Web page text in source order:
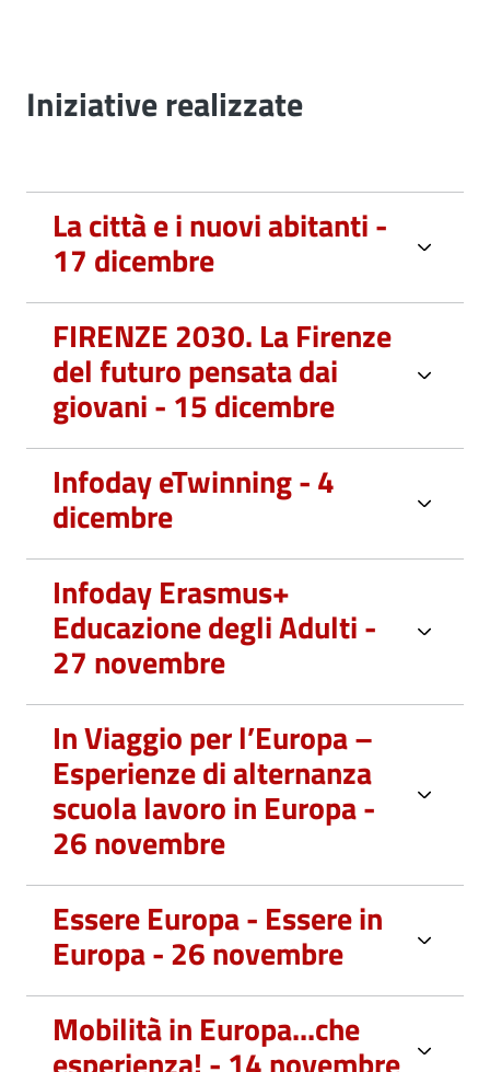
Iniziative realizzate
La città e i nuovi abitanti -
17 dicembre
FIRENZE 2030. La Firenze
del futuro pensata dai
giovani - 15 dicembre
Infoday eTwinning - 4
dicembre
Infoday Erasmus+
Educazione degli Adulti -
27 novembre
In Viaggio per l’Europa –
Esperienze di alternanza
scuola lavoro in Europa -
26 novembre
Essere Europa - Essere in
Europa - 26 novembre
Mobilità in Europa...che